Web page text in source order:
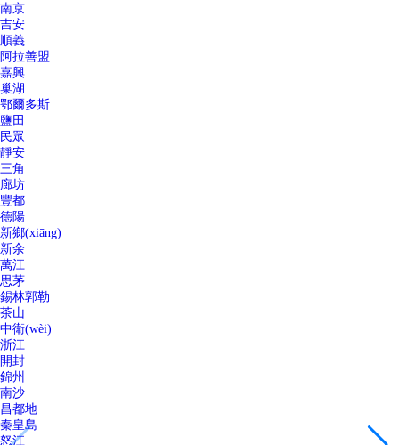
南京
吉安
順義
阿拉善盟
嘉興
巢湖
鄂爾多斯
鹽田
民眾
靜安
三角
廊坊
豐都
德陽
新鄉(xiāng)
新余
萬江
思茅
錫林郭勒
茶山
中衛(wèi)
浙江
開封
錦州
南沙
昌都地
秦皇島
怒江